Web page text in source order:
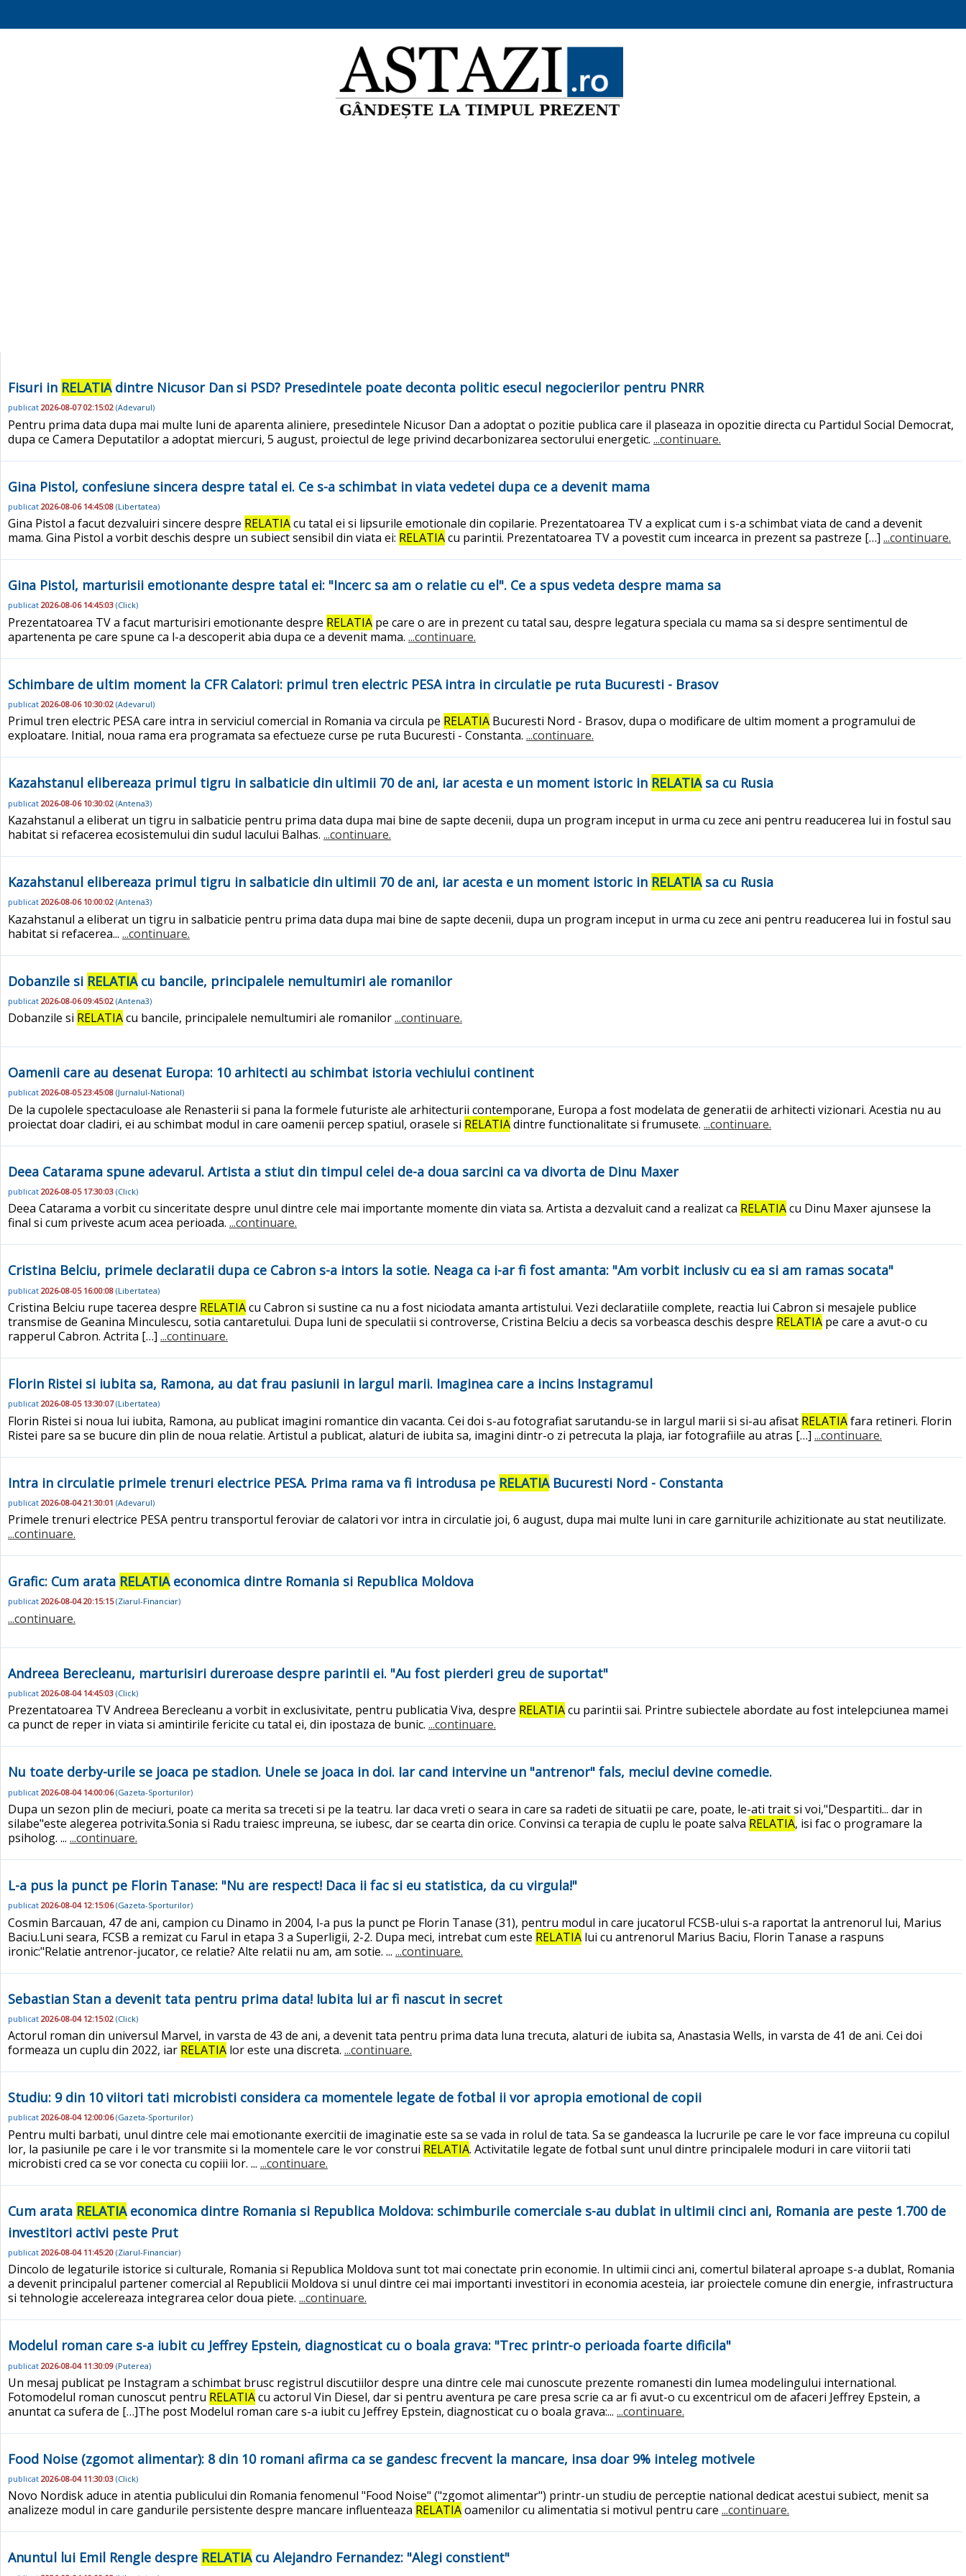
Fisuri in RELATIAdintre Nicusor Dan si PSD? Presedintele poate deconta politic esecul negocierilor pentru PNRR
publicat 2026-08-07 02:15:02 (Adevarul)
Pentru prima data dupa mai multe luni de aparenta aliniere, presedintele Nicusor Dan a adoptat o pozitie publica care il plaseaza in opozitie directa cu Partidul Social Democrat,
dupa ce Camera Deputatilor a adoptat miercuri, 5 august, proiectul de lege privind decarbonizarea sectorului energetic. ...continuare.
Gina Pistol, confesiune sincera despre tatal ei. Ce s-a schimbat in viata vedetei dupa ce a devenit mama
publicat 2026-08-06 14:45:08 (Libertatea)
Gina Pistol a facut dezvaluiri sincere despre RELATIAcu tatal ei si lipsurile emotionale din copilarie. Prezentatoarea TV a explicat cum i s-a schimbat viata de cand a devenit
mama. Gina Pistol a vorbit deschis despre un subiect sensibil din viata ei: RELATIAcu parintii. Prezentatoarea TV a povestit cum incearca in prezent sa pastreze […] ...continuare.
Gina Pistol, marturisii emotionante despre tatal ei: "Incerc sa am o relatie cu el". Ce a spus vedeta despre mama sa
publicat 2026-08-06 14:45:03 (Click)
Prezentatoarea TV a facut marturisiri emotionante despre RELATIA pe care o are in prezent cu tatal sau, despre legatura speciala cu mama sa si despre sentimentul de
apartenenta pe care spune ca l-a descoperit abia dupa ce a devenit mama. ...continuare.
Schimbare de ultim moment la CFR Calatori: primul tren electric PESA intra in circulatie pe ruta Bucuresti - Brasov
publicat 2026-08-06 10:30:02 (Adevarul)
Primul tren electric PESA care intra in serviciul comercial in Romania va circula pe RELATIA Bucuresti Nord - Brasov, dupa o modificare de ultim moment a programului de
exploatare. Initial, noua rama era programata sa efectueze curse pe ruta Bucuresti - Constanta. ...continuare.
Kazahstanul elibereaza primul tigru in salbaticie din ultimii 70 de ani, iar acesta e un moment istoric in RELATIAsa cu Rusia
publicat 2026-08-06 10:30:02 (Antena3)
Kazahstanul a eliberat un tigru in salbaticie pentru prima data dupa mai bine de sapte decenii, dupa un program inceput in urma cu zece ani pentru readucerea lui in fostul sau
habitat si refacerea ecosistemului din sudul lacului Balhas. ...continuare.
Kazahstanul elibereaza primul tigru in salbaticie din ultimii 70 de ani, iar acesta e un moment istoric in RELATIAsa cu Rusia
publicat 2026-08-06 10:00:02 (Antena3)
Kazahstanul a eliberat un tigru in salbaticie pentru prima data dupa mai bine de sapte decenii, dupa un program inceput in urma cu zece ani pentru readucerea lui in fostul sau
habitat si refacerea... ...continuare.
Dobanzile si RELATIAcu bancile, principalele nemultumiri ale romanilor
publicat 2026-08-06 09:45:02 (Antena3)
Dobanzile si RELATIAcu bancile, principalele nemultumiri ale romanilor...continuare.
Oamenii care au desenat Europa: 10 arhitecti au schimbat istoria vechiului continent
publicat 2026-08-05 23:45:08 (Jurnalul-National)
De la cupolele spectaculoase ale Renasterii si pana la formele futuriste ale arhitecturii contemporane, Europa a fost modelata de generatii de arhitecti vizionari. Acestia nu au
proiectat doar cladiri, ei au schimbat modul in care oamenii percep spatiul, orasele si RELATIAdintre functionalitate si frumusete. ...continuare.
Deea Catarama spune adevarul. Artista a stiut din timpul celei de-a doua sarcini ca va divorta de Dinu Maxer
publicat 2026-08-05 17:30:03 (Click)
Deea Catarama a vorbit cu sinceritate despre unul dintre cele mai importante momente din viata sa. Artista a dezvaluit cand a realizat ca RELATIAcu Dinu Maxer ajunsese la
final si cum priveste acum acea perioada. ...continuare.
Cristina Belciu, primele declaratii dupa ce Cabron s-a intors la sotie. Neaga ca i-ar fi fost amanta: "Am vorbit inclusiv cu ea si am ramas socata"
publicat 2026-08-05 16:00:08 (Libertatea)
Cristina Belciu rupe tacerea despre RELATIAcu Cabron si sustine ca nu a fost niciodata amanta artistului. Vezi declaratiile complete, reactia lui Cabron si mesajele publice
transmise de Geanina Minculescu, sotia cantaretului. Dupa luni de speculatii si controverse, Cristina Belciu a decis sa vorbeasca deschis despre RELATIA pe care a avut-o cu
rapperul Cabron. Actrita […] ...continuare.
Florin Ristei si iubita sa, Ramona, au dat frau pasiunii in largul marii. Imaginea care a incins Instagramul
publicat 2026-08-05 13:30:07(Libertatea)
Florin Ristei si noua lui iubita, Ramona, au publicat imagini romantice din vacanta. Cei doi s-au fotografiat sarutandu-se in largul marii si si-au afisat RELATIAfara retineri. Florin
Ristei pare sa se bucure din plin de noua relatie. Artistul a publicat, alaturi de iubita sa, imagini dintr-o zi petrecuta la plaja, iar fotografiile au atras […] ...continuare.
Intra in circulatie primele trenuri electrice PESA. Prima rama va fi introdusa pe RELATIABucuresti Nord - Constanta
publicat 2026-08-04 21:30:01 (Adevarul)
Primele trenuri electrice PESA pentru transportul feroviar de calatori vor intra in circulatie joi, 6 august, dupa mai multe luni in care garniturile achizitionate au stat neutilizate.
...continuare.
Grafic: Cum arata RELATIAeconomica dintre Romania si Republica Moldova
publicat 2026-08-04 20:15:15(Ziarul-Financiar)
...continuare.
Andreea Berecleanu, marturisiri dureroase despre parintii ei. "Au fost pierderi greu de suportat"
publicat 2026-08-04 14:45:03 (Click)
Prezentatoarea TV Andreea Berecleanu a vorbit in exclusivitate, pentru publicatia Viva, despre RELATIAcu parintii sai. Printre subiectele abordate au fost intelepciunea mamei
ca punct de reper in viata si amintirile fericite cu tatal ei, din ipostaza de bunic. ...continuare.
Nu toate derby-urile se joaca pe stadion. Unele se joaca in doi. Iar cand intervine un "antrenor" fals, meciul devine comedie.
publicat 2026-08-04 14:00:06(Gazeta-Sporturilor)
Dupa un sezon plin de meciuri, poate ca merita sa treceti si pe la teatru. Iar daca vreti o seara in care sa radeti de situatii pe care, poate, le-ati trait si voi,"Despartiti... dar in
silabe"este alegerea potrivita.Sonia si Radu traiesc impreuna, se iubesc, dar se cearta din orice. Convinsi ca terapia de cuplu le poate salva RELATIA, isi fac o programare la
psiholog. ... ...continuare.
L-a pus la punct pe Florin Tanase: "Nu are respect! Daca ii fac si eu statistica, da cu virgula!"
publicat 2026-08-04 12:15:06(Gazeta-Sporturilor)
Cosmin Barcauan, 47 de ani, campion cu Dinamo in 2004, l-a pus la punct pe Florin Tanase (31), pentru modul in care jucatorul FCSB-ului s-a raportat la antrenorul lui, Marius
Baciu.Luni seara, FCSB a remizat cu Farul in etapa 3 a Superligii, 2-2. Dupa meci, intrebat cum este RELATIA lui cu antrenorul Marius Baciu, Florin Tanase a raspuns
ironic:"Relatie antrenor-jucator, ce relatie? Alte relatii nu am, am sotie. ... ...continuare.
Sebastian Stan a devenit tata pentru prima data! Iubita lui ar fi nascut in secret
publicat 2026-08-04 12:15:02 (Click)
Actorul roman din universul Marvel, in varsta de 43 de ani, a devenit tata pentru prima data luna trecuta, alaturi de iubita sa, Anastasia Wells, in varsta de 41 de ani. Cei doi
formeaza un cuplu din 2022, iar RELATIA lor este una discreta. ...continuare.
Studiu: 9 din 10 viitori tati microbisti considera ca momentele legate de fotbal ii vor apropia emotional de copii
publicat 2026-08-04 12:00:06(Gazeta-Sporturilor)
Pentru multi barbati, unul dintre cele mai emotionante exercitii de imaginatie este sa se vada in rolul de tata. Sa se gandeasca la lucrurile pe care le vor face impreuna cu copilul
lor, la pasiunile pe care i le vor transmite si la momentele care le vor construi RELATIA. Activitatile legate de fotbal sunt unul dintre principalele moduri in care viitorii tati
microbisti cred ca se vor conecta cu copiii lor. ... ...continuare.
Cum arata RELATIAeconomica dintre Romania si Republica Moldova: schimburile comerciale s-au dublat in ultimii cinci ani, Romania are peste 1.700 de
investitori activi peste Prut
publicat 2026-08-04 11:45:20 (Ziarul-Financiar)
Dincolo de legaturile istorice si culturale, Romania si Republica Moldova sunt tot mai conectate prin economie. In ultimii cinci ani, comertul bilateral aproape s-a dublat, Romania
a devenit principalul partener comercial al Republicii Moldova si unul dintre cei mai importanti investitori in economia acesteia, iar proiectele comune din energie, infrastructura
si tehnologie accelereaza integrarea celor doua piete. ...continuare.
Modelul roman care s-a iubit cu Jeffrey Epstein, diagnosticat cu o boala grava: "Trec printr-o perioada foarte dificila"
publicat 2026-08-04 11:30:09 (Puterea)
Un mesaj publicat pe Instagram a schimbat brusc registrul discutiilor despre una dintre cele mai cunoscute prezente romanesti din lumea modelingului international.
Fotomodelul roman cunoscut pentru RELATIAcu actorul Vin Diesel, dar si pentru aventura pe care presa scrie ca ar fi avut-o cu excentricul om de afaceri Jeffrey Epstein, a
anuntat ca sufera de […]The post Modelul roman care s-a iubit cu Jeffrey Epstein, diagnosticat cu o boala grava:... ...continuare.
Food Noise (zgomot alimentar): 8 din 10 romani afirma ca se gandesc frecvent la mancare, insa doar 9% inteleg motivele
publicat 2026-08-04 11:30:03 (Click)
Novo Nordisk aduce in atentia publicului din Romania fenomenul "Food Noise" ("zgomot alimentar") printr-un studiu de perceptie national dedicat acestui subiect, menit sa
analizeze modul in care gandurile persistente despre mancare influenteaza RELATIAoamenilor cu alimentatia si motivul pentru care ...continuare.
Anuntul lui Emil Rengle despre RELATIAcu Alejandro Fernandez: "Alegi constient"